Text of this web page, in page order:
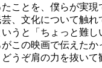
ことを、僕らが実現
、文化について触れ
うと「ちょっと難
この映画で伝えたか
うぞ肩の力を抜いて